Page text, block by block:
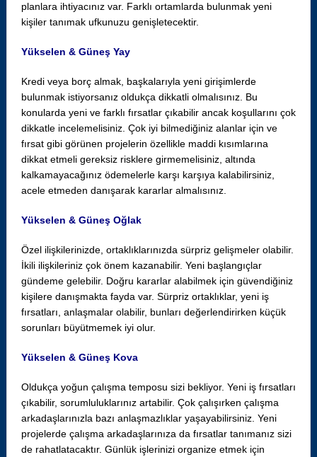
planlara ihtiyacınız var. Farklı ortamlarda bulunmak yeni
kişiler tanımak ufkunuzu genişletecektir.
Yükselen & Güneş Yay
Kredi veya borç almak, başkalarıyla yeni girişimlerde
bulunmak istiyorsanız oldukça dikkatli olmalısınız. Bu
konularda yeni ve farklı fırsatlar çıkabilir ancak koşullarını çok
dikkatle incelemelisiniz. Çok iyi bilmediğiniz alanlar için ve
fırsat gibi görünen projelerin özellikle maddi kısımlarına
dikkat etmeli gereksiz risklere girmemelisiniz, altında
kalkamayacağınız ödemelerle karşı karşıya kalabilirsiniz,
acele etmeden danışarak kararlar almalısınız.
Yükselen & Güneş Oğlak
Özel ilişkilerinizde, ortaklıklarınızda sürpriz gelişmeler olabilir.
İkili ilişkileriniz çok önem kazanabilir. Yeni başlangıçlar
gündeme gelebilir. Doğru kararlar alabilmek için güvendiğiniz
kişilere danışmakta fayda var. Sürpriz ortaklıklar, yeni iş
fırsatları, anlaşmalar olabilir, bunları değerlendirirken küçük
sorunları büyütmemek iyi olur.
Yükselen & Güneş Kova
Oldukça yoğun çalışma temposu sizi bekliyor. Yeni iş fırsatları
çıkabilir, sorumluluklarınız artabilir. Çok çalışırken çalışma
arkadaşlarınızla bazı anlaşmazlıklar yaşayabilirsiniz. Yeni
projelerde çalışma arkadaşlarınıza da fırsatlar tanımanız sizi
de rahatlatacaktır. Günlük işlerinizi organize etmek için